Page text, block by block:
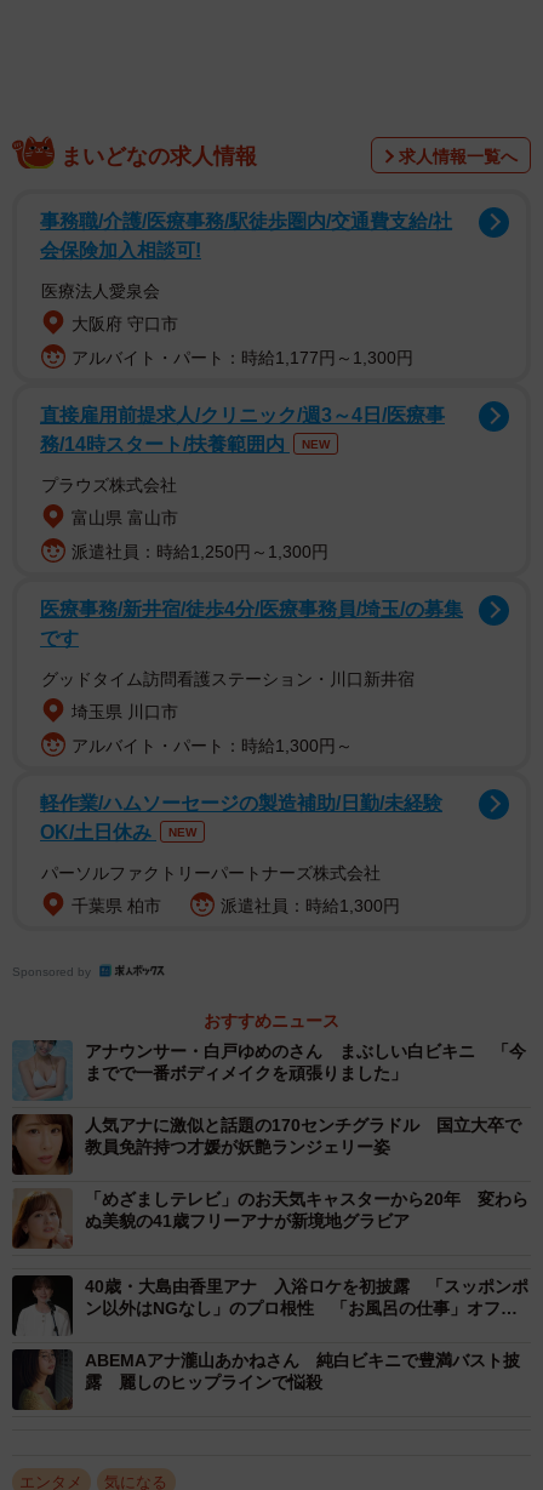
【南後杏子さんプロフィル】
身 早稲田大学法学部卒 趣味は読書(小説やエッセイ)、ド
ラマ鑑賞、ダンス、MV鑑賞、辛いものを食べること
まいどなの求人情報 求人情報一覧へ
事務職/介護/医療事務/駅徒歩圏内/交通費支給/社
会保険加入相談可!
医療法人愛泉会
大阪府 守口市
アルバイト・パート：時給1,177円～1,300円
直接雇用前提求人/クリニック/週3～4日/医療事
務/14時スタート/扶養範囲内
NEW
プラウズ株式会社
富山県 富山市
派遣社員：時給1,250円～1,300円
医療事務/新井宿/徒歩4分/医療事務員/埼玉/の募集
です
グッドタイム訪問看護ステーション・川口新井宿
埼玉県 川口市
アルバイト・パート：時給1,300円～
軽作業/ハムソーセージの製造補助/日勤/未経験
OK/土日休み
NEW
パーソルファクトリーパートナーズ株式会社
千葉県 柏市
派遣社員：時給1,300円
Sponsored by
おすすめニュース
アナウンサー・白戸ゆめのさん まぶしい白ビキニ 「今
までで一番ボディメイクを頑張りました」
人気アナに激似と話題の170センチグラドル 国立大卒で
教員免許持つ才媛が妖艶ランジェリー姿
「めざましテレビ」のお天気キャスターから20年 変わら
ぬ美貌の41歳フリーアナが新境地グラビア
40歳・大島由香里アナ 入浴ロケを初披露 「スッポンポ
ン以外はNGなし」のプロ根性 「お風呂の仕事」オファ
ABEMAアナ瀧山あかねさん 純白ビキニで豊満バスト披
露 麗しのヒップラインで悩殺
エンタメ 気になる